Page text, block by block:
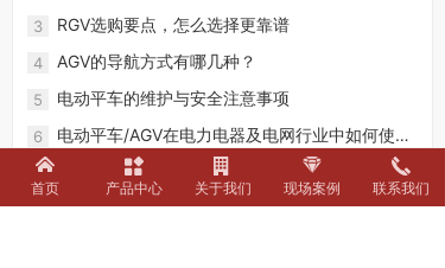
运困局
3 RGV选购要点，怎么选择更靠谱
4 AGV的导航方式有哪几种？
5 电动平车的维护与安全注意事项
6
电动平车/AGV在电力电器及电网行业中如何使
7 为什么电动平车的速度跑不快？
8 为什么重载电动平车的车高做不了太低
首页 产品中心 关于我们 现场案例 联系我们